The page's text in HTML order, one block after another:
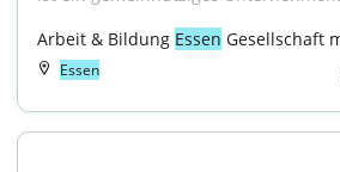
Arbeit & Bildung Essen Gesellschaft
Essen